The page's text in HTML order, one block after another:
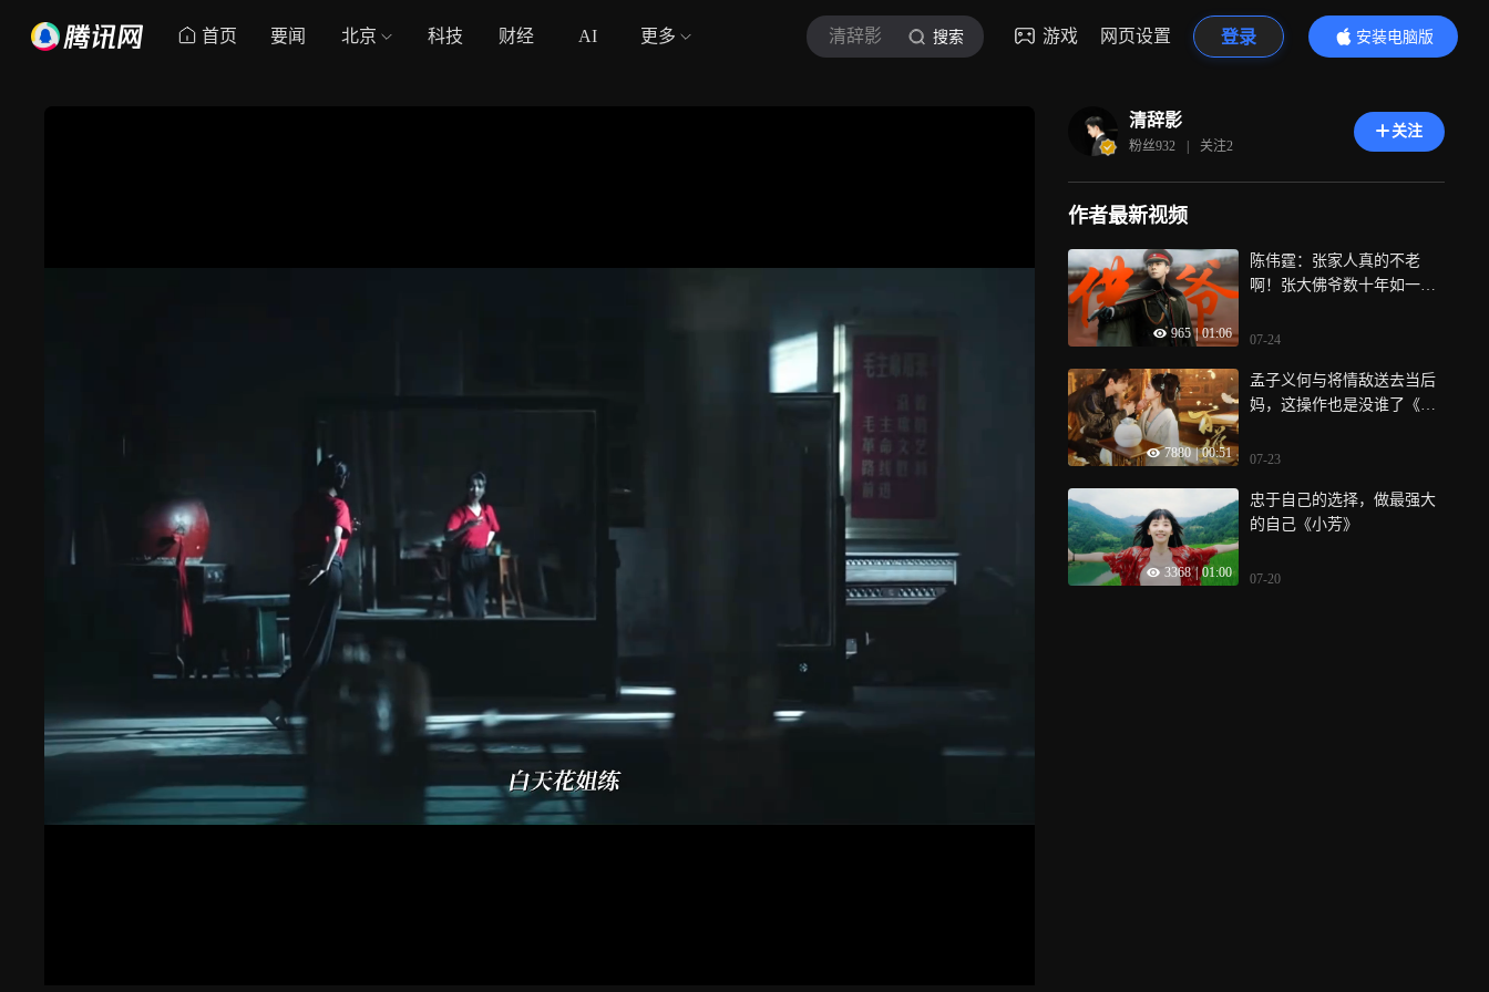
首页 要闻 北京 科技 财经 AI 更多 清辞影 搜索 游戏 网页设置 登录
安装电脑版
内容更精彩
清辞影
粉丝932 | 关注2
关注
作者最新视频
965 | 01:06
陈伟霆：张家人真的不老
啊！张大佛爷数十年如一日
07-24
7880 | 00:51
孟子义何与将情敌送去当后
妈，这操作也是没谁了《百
07-23
3368 | 01:00
忠于自己的选择，做最强大
的自己《小芳》
07-20